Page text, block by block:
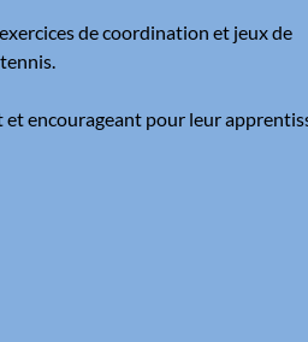
de coordination et jeux de
encourageant pour leur